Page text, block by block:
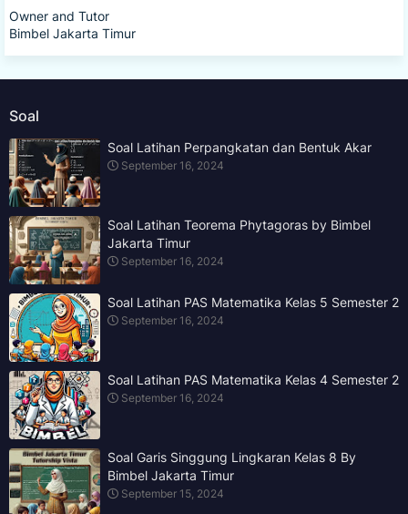
Owner and Tutor
Bimbel Jakarta Timur
Soal
Soal Latihan Perpangkatan dan Bentuk Akar
September 16, 2024
Soal Latihan Teorema Phytagoras by Bimbel
Jakarta Timur
September 16, 2024
Soal Latihan PAS Matematika Kelas 5 Semester 2
September 16, 2024
Soal Latihan PAS Matematika Kelas 4 Semester 2
September 16, 2024
Soal Garis Singgung Lingkaran Kelas 8 By
Bimbel Jakarta Timur
September 15, 2024